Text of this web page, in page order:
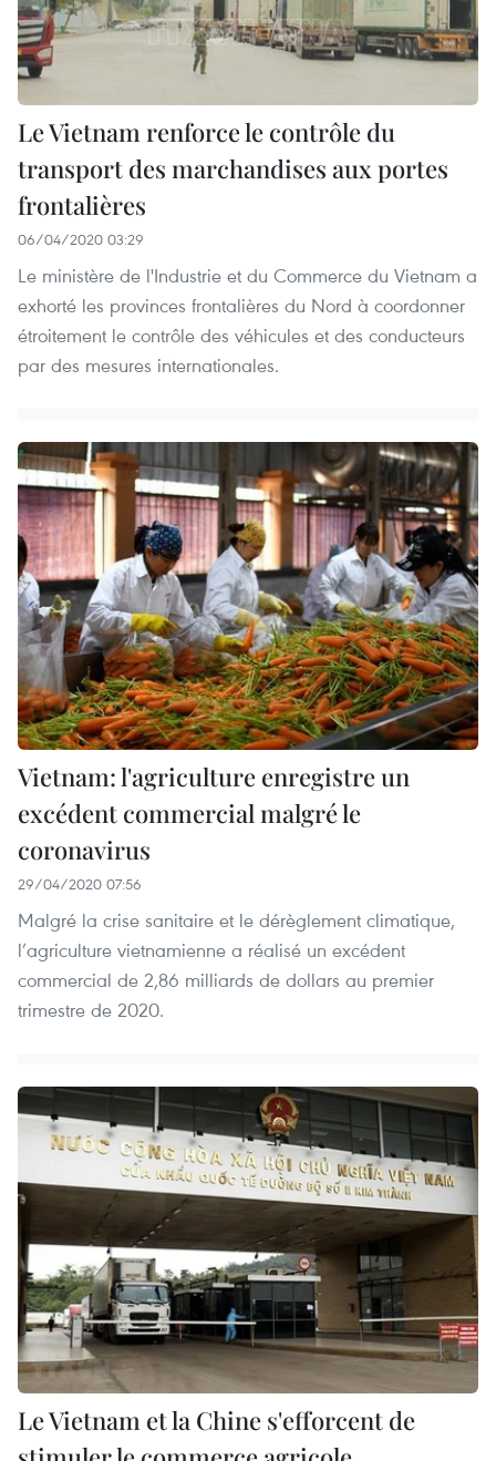
Le Vietnam renforce le contrôle du
transport des marchandises aux portes
frontalières
06/04/2020 03:29
Le ministère de l'Industrie et du Commerce du Vietnam a
exhorté les provinces frontalières du Nord à coordonner
étroitement le contrôle des véhicules et des conducteurs
par des mesures internationales.
Vietnam: l'agriculture enregistre un
excédent commercial malgré le
coronavirus
29/04/2020 07:56
Malgré la crise sanitaire et le dérèglement climatique,
l’agriculture vietnamienne a réalisé un excédent
commercial de 2,86 milliards de dollars au premier
trimestre de 2020.
Le Vietnam et la Chine s'efforcent de